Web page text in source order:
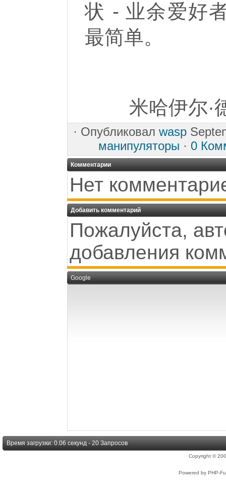
状 - 业余爱好
最简单。
米哈伊尔·
· Опубликовал wasp
манипуляторы · 0
Комментарии
Нет
Добавить комментарий
Пожалуйста,
добавления
Google
Время загрузки: 0.06 секунд - 20 Запросов
Copyright ©
Powered by PHP-